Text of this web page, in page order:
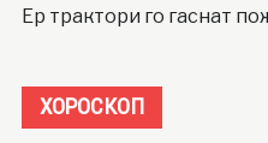
Ер трактори го гаснат
ХОРОСКОП